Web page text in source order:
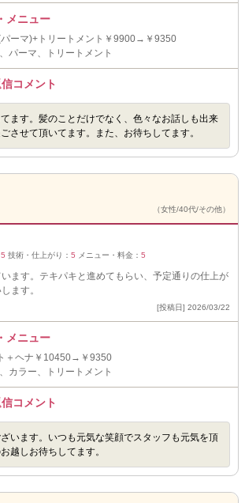
メニュー
ーマ)+トリートメント￥9900→￥9350
パーマ、トリートメント
コメント
ます。髪のことだけでなく、色々なお話しも出来
させて頂いてます。また、お待ちしてます。
（女性/40代/その他）
5 技術・仕上がり： 5 メニュー・料金： 5
ます。テキパキと進めてもらい、予定通りの仕上が
ます。
[投稿日] 2026/03/22
メニュー
＋ヘナ￥10450→￥9350
カラー、トリートメント
コメント
います。いつも元気な笑顔でスタッフも元気を頂
越しお待ちしてます。